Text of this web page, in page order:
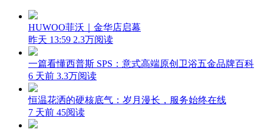
HUWOO菲沃｜金华店启幕
昨天 13:59 2.3万阅读
一篇看懂西普斯 SPS：意式高端原创卫浴五金品牌百科
6 天前 3.3万阅读
恒温花洒的硬核底气：岁月漫长，服务始终在线
7 天前 45阅读